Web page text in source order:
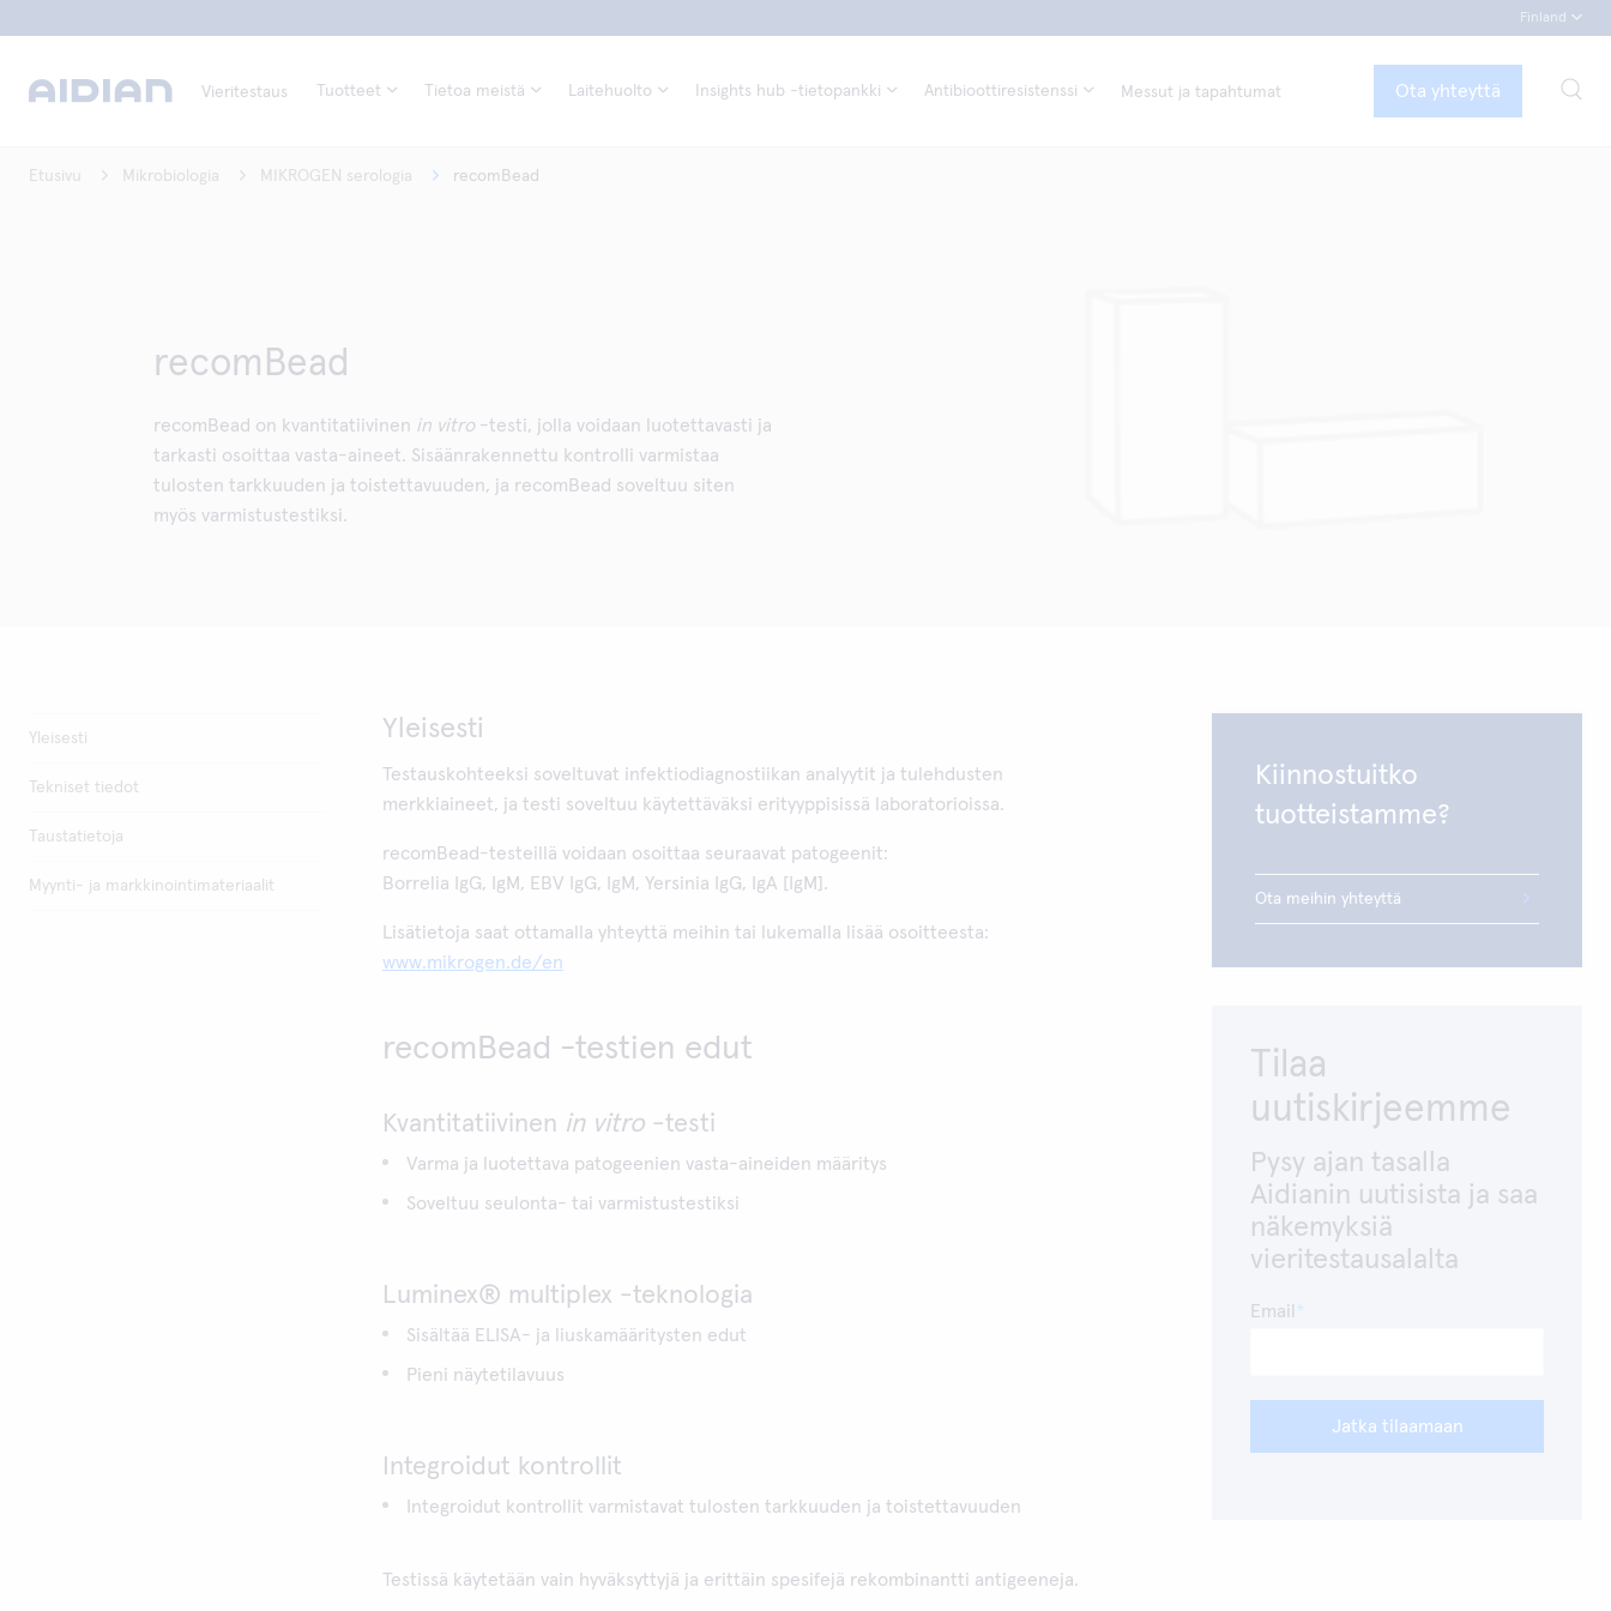
Finland
Vieritestaus Tuotteet Tietoa meistä Laitehuolto Insights hub -tietopankki Antibioottiresistenssi Messut ja tapahtumat Ota yhteyttä
Etusivu Mikrobiologia MIKROGEN serologia recomBead
recomBead
recomBead on kvantitatiivinen in vitro -testi, jolla voidaan luotettavasti ja
tarkasti osoittaa vasta-aineet. Sisäänrakennettu kontrolli varmistaa
tulosten tarkkuuden ja toistettavuuden, ja recomBead soveltuu siten
myös varmistustestiksi.
Yleisesti
Tekniset tiedot
Taustatietoja
Myynti- ja markkinointimateriaalit
Yleisesti
Testauskohteeksi soveltuvat infektiodiagnostiikan analyytit ja tulehdusten
merkkiaineet, ja testi soveltuu käytettäväksi erityyppisissä laboratorioissa.
recomBead-testeillä voidaan osoittaa seuraavat patogeenit:
Borrelia IgG, IgM, EBV IgG, IgM, Yersinia IgG, IgA [IgM].
Lisätietoja saat ottamalla yhteyttä meihin tai lukemalla lisää osoitteesta:
www.mikrogen.de/en
recomBead -testien edut
Kvantitatiivinen in vitro-testi
Varma ja luotettava patogeenien vasta-aineiden määritys
Soveltuu seulonta- tai varmistustestiksi
Luminex® multiplex -teknologia
Sisältää ELISA- ja liuskamääritysten edut
Pieni näytetilavuus
Integroidut kontrollit
Integroidut kontrollit varmistavat tulosten tarkkuuden ja toistettavuuden
Testissä käytetään vain hyväksyttyjä ja erittäin spesifejä rekombinantti antigeeneja.
Kiinnostuitko
tuotteistamme?
Ota meihin yhteyttä
Tilaa
uutiskirjeemme
Pysy ajan tasalla
Aidianin uutisista ja saa
näkemyksiä
vieritestausalalta
Email
Jatka tilaamaan